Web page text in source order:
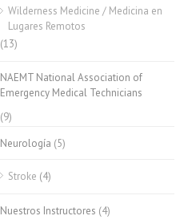
Wilderness Medicine / Medicina en
Lugares Remotos
(13)
NAEMT National Association of
Emergency Medical Technicians
(9)
Neurología (5)
Stroke (4)
Nuestros Instructores (4)